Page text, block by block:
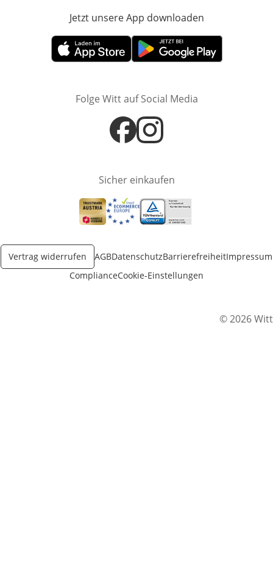
Jetzt unsere App downloaden
Öffnet in neuem FensterÖffnet in neuem Fenster
Folge Witt auf Social Media
Öffnet in neuem Fenster
Öffnet in neuem Fenster
Sicher einkaufen
Öffnet in neuem Fenster
Öffnet in neuem Fenster
Öffnet in neuem Fenster
Vertrag widerrufen AGBDatenschutzBarrierefreiheitImpressum
ComplianceCookie-Einstellungen
© 2026 Witt